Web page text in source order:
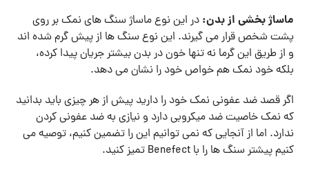
ماساژ بخشی از بدن: در این نوع ماساژ سنگ‌ های نمک بر روی
پشت شخص قرار می‌ گیرند. این نوع سنگ‌ ها از پیش گرم شده‌ اند
و از طریق این گرما نه ‌تنها خون در بدن بیشتر جریان پیدا کرده،
بلکه خود نمک هم خواص خود را نشان می ‌دهد.
اگر قصد ضد عفونی نمک خود را دارید پیش از هر چیزی باید بدانید
که نمک خاصیت ضد میکروبی دارد و نیازی به ضد عفونی کردن
ندارد. اما از آنجایی‌ که نمی ‌توانیم این را تضمین کنیم، توصیه می
‌کنیم پیشتر سنگ ‌ها را با Benefect تمیز کنید.